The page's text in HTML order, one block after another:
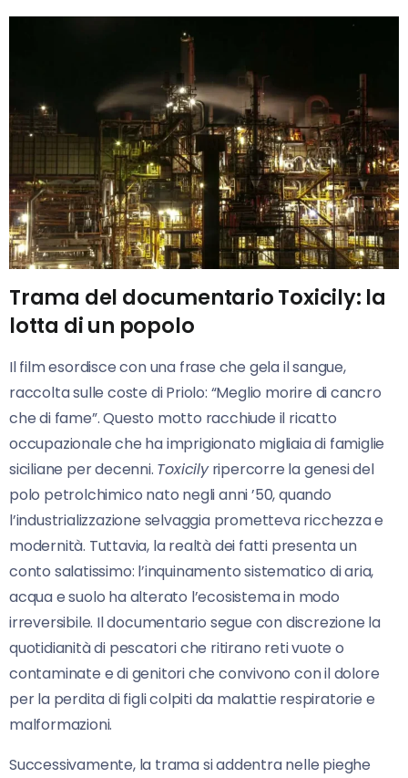
Trama del documentario Toxicily: la
lotta di un popolo
Il film esordisce con una frase che gela il sangue,
raccolta sulle coste di Priolo: “Meglio morire di cancro
che di fame”. Questo motto racchiude il ricatto
occupazionale che ha imprigionato migliaia di famiglie
siciliane per decenni. Toxicilyripercorre la genesi del
polo petrolchimico nato negli anni ’50, quando
l’industrializzazione selvaggia prometteva ricchezza e
modernità. Tuttavia, la realtà dei fatti presenta un
conto salatissimo: l’inquinamento sistematico di aria,
acqua e suolo ha alterato l’ecosistema in modo
irreversibile. Il documentario segue con discrezione la
quotidianità di pescatori che ritirano reti vuote o
contaminate e di genitori che convivono con il dolore
per la perdita di figli colpiti da malattie respiratorie e
malformazioni.
Successivamente, la trama si addentra nelle pieghe